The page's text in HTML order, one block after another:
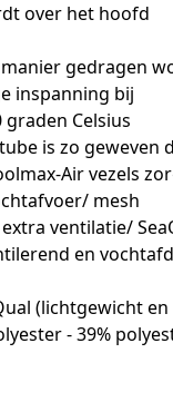
over het hoofd
gedragen
inspanning bij
Celsius
is zo geweven
Air vezels
mesh
ventilatie/
en
(lichtgewicht en
- 39%